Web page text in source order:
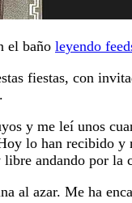
el baño leyendo
fiestas, con
y me leí unos
lo han recibido y
andando por la
al azar. Me ha